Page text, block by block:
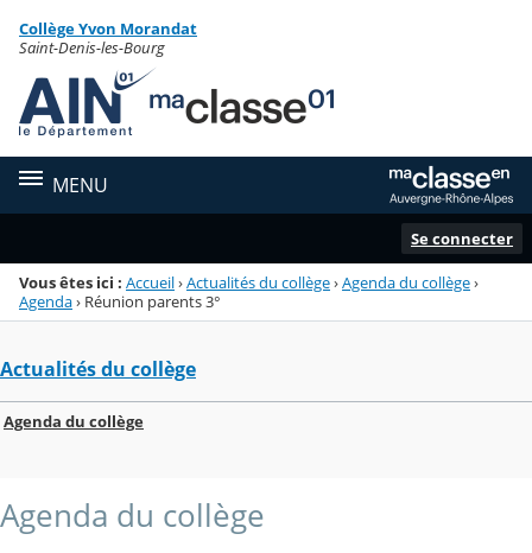
Menu de la rubrique
Contenu
Collège Yvon Morandat
Saint-Denis-les-Bourg
MENU
Se connecter
Vous êtes ici : Accueil›Actualités du collège›Agenda du collège›
Agenda› Réunion parents 3°
Actualités du collège
Agenda du collège
Agenda du collège